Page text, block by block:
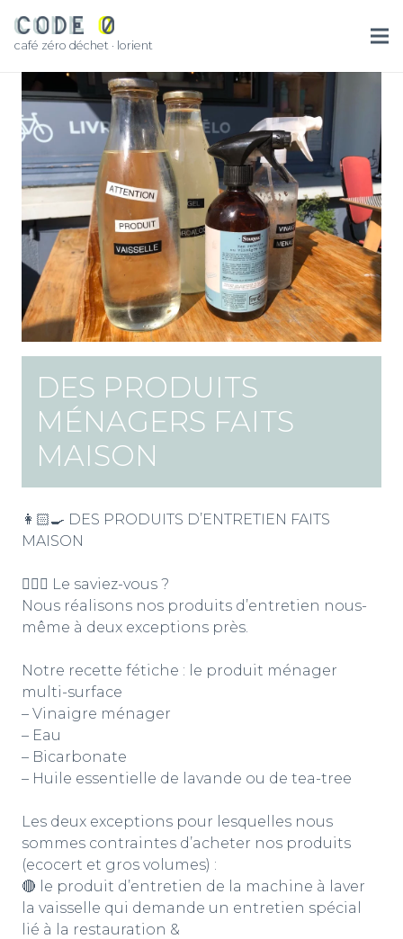
café zéro déchet · lorient
DES PRODUITS
MÉNAGERS FAITS
MAISON
👩🏻‍🍳 DES PRODUITS D’ENTRETIEN FAITS
MAISON
💁🏻‍♀️ Le saviez-vous ?
Nous réalisons nos produits d’entretien nous-
même à deux exceptions près.
Notre recette fétiche : le produit ménager
multi-surface
– Vinaigre ménager
– Eau
– Bicarbonate
– Huile essentielle de lavande ou de tea-tree
Les deux exceptions pour lesquelles nous
sommes contraintes d’acheter nos produits
(ecocert et gros volumes) :
🔴 le produit d’entretien de la machine à laver
la vaisselle qui demande un entretien spécial
lié à la restauration &